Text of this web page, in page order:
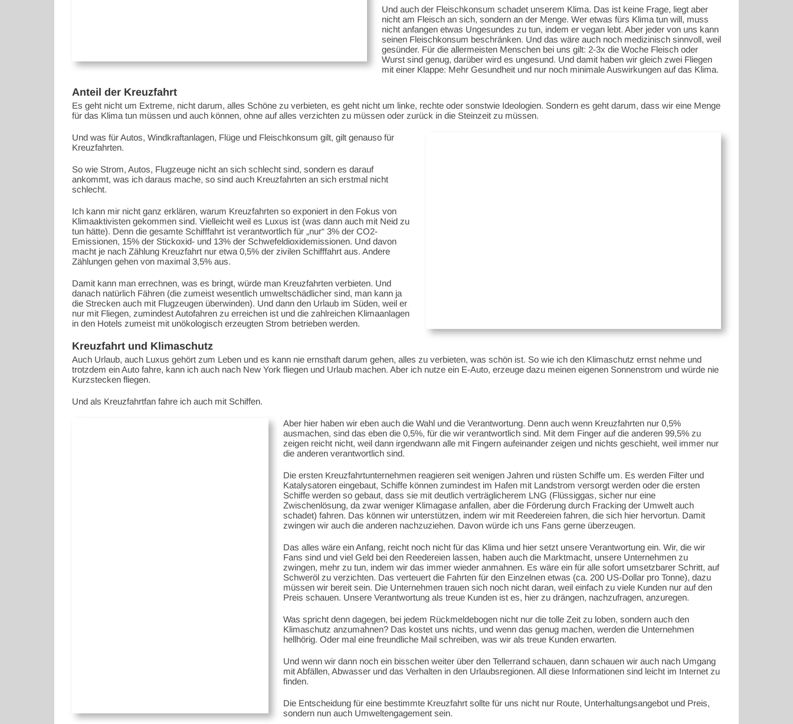
Und auch der Fleischkonsum schadet unserem Klima. Das ist keine Frage, liegt aber
nicht am Fleisch an sich, sondern an der Menge. Wer etwas fürs Klima tun will, muss
nicht anfangen etwas Ungesundes zu tun, indem er vegan lebt. Aber jeder von uns kann
seinen Fleischkonsum beschränken. Und das wäre auch noch medizinisch sinnvoll, weil
gesünder. Für die allermeisten Menschen bei uns gilt: 2-3x die Woche Fleisch oder
Wurst sind genug, darüber wird es ungesund. Und damit haben wir gleich zwei Fliegen
mit einer Klappe: Mehr Gesundheit und nur noch minimale Auswirkungen auf das Klima.
Anteil der Kreuzfahrt
Es geht nicht um Extreme, nicht darum, alles Schöne zu verbieten, es geht nicht um linke, rechte oder sonstwie Ideologien. Sondern es geht darum, dass wir eine Menge
für das Klima tun müssen und auch können, ohne auf alles verzichten zu müssen oder zurück in die Steinzeit zu müssen.
Und was für Autos, Windkraftanlagen, Flüge und Fleischkonsum gilt, gilt genauso für
Kreuzfahrten.
So wie Strom, Autos, Flugzeuge nicht an sich schlecht sind, sondern es darauf
ankommt, was ich daraus mache, so sind auch Kreuzfahrten an sich erstmal nicht
schlecht.
Ich kann mir nicht ganz erklären, warum Kreuzfahrten so exponiert in den Fokus von
Klimaaktivisten gekommen sind. Vielleicht weil es Luxus ist (was dann auch mit Neid zu
tun hätte). Denn die gesamte Schifffahrt ist verantwortlich für „nur“ 3% der CO2-
Emissionen, 15% der Stickoxid- und 13% der Schwefeldioxidemissionen. Und davon
macht je nach Zählung Kreuzfahrt nur etwa 0,5% der zivilen Schifffahrt aus. Andere
Zählungen gehen von maximal 3,5% aus.
Damit kann man errechnen, was es bringt, würde man Kreuzfahrten verbieten. Und
danach natürlich Fähren (die zumeist wesentlich umweltschädlicher sind, man kann ja
die Strecken auch mit Flugzeugen überwinden). Und dann den Urlaub im Süden, weil er
nur mit Fliegen, zumindest Autofahren zu erreichen ist und die zahlreichen Klimaanlagen
in den Hotels zumeist mit unökologisch erzeugten Strom betrieben werden.
Kreuzfahrt und Klimaschutz
Auch Urlaub, auch Luxus gehört zum Leben und es kann nie ernsthaft darum gehen, alles zu verbieten, was schön ist. So wie ich den Klimaschutz ernst nehme und
trotzdem ein Auto fahre, kann ich auch nach New York fliegen und Urlaub machen. Aber ich nutze ein E-Auto, erzeuge dazu meinen eigenen Sonnenstrom und würde nie
Kurzstecken fliegen.
Und als Kreuzfahrtfan fahre ich auch mit Schiffen.
Aber hier haben wir eben auch die Wahl und die Verantwortung. Denn auch wenn Kreuzfahrten nur 0,5%
ausmachen, sind das eben die 0,5%, für die wir verantwortlich sind. Mit dem Finger auf die anderen 99,5% zu
zeigen reicht nicht, weil dann irgendwann alle mit Fingern aufeinander zeigen und nichts geschieht, weil immer nur
die anderen verantwortlich sind.
Die ersten Kreuzfahrtunternehmen reagieren seit wenigen Jahren und rüsten Schiffe um. Es werden Filter und
Katalysatoren eingebaut, Schiffe können zumindest im Hafen mit Landstrom versorgt werden oder die ersten
Schiffe werden so gebaut, dass sie mit deutlich verträglicherem LNG (Flüssiggas, sicher nur eine
Zwischenlösung, da zwar weniger Klimagase anfallen, aber die Förderung durch Fracking der Umwelt auch
schadet) fahren. Das können wir unterstützen, indem wir mit Reedereien fahren, die sich hier hervortun. Damit
zwingen wir auch die anderen nachzuziehen. Davon würde ich uns Fans gerne überzeugen.
Das alles wäre ein Anfang, reicht noch nicht für das Klima und hier setzt unsere Verantwortung ein. Wir, die wir
Fans sind und viel Geld bei den Reedereien lassen, haben auch die Marktmacht, unsere Unternehmen zu
zwingen, mehr zu tun, indem wir das immer wieder anmahnen. Es wäre ein für alle sofort umsetzbarer Schritt, auf
Schweröl zu verzichten. Das verteuert die Fahrten für den Einzelnen etwas (ca. 200 US-Dollar pro Tonne), dazu
müssen wir bereit sein. Die Unternehmen trauen sich noch nicht daran, weil einfach zu viele Kunden nur auf den
Preis schauen. Unsere Verantwortung als treue Kunden ist es, hier zu drängen, nachzufragen, anzuregen.
Was spricht denn dagegen, bei jedem Rückmeldebogen nicht nur die tolle Zeit zu loben, sondern auch den
Klimaschutz anzumahnen? Das kostet uns nichts, und wenn das genug machen, werden die Unternehmen
hellhörig. Oder mal eine freundliche Mail schreiben, was wir als treue Kunden erwarten.
Und wenn wir dann noch ein bisschen weiter über den Tellerrand schauen, dann schauen wir auch nach Umgang
mit Abfällen, Abwasser und das Verhalten in den Urlaubsregionen. All diese Informationen sind leicht im Internet zu
finden.
Die Entscheidung für eine bestimmte Kreuzfahrt sollte für uns nicht nur Route, Unterhaltungsangebot und Preis,
sondern nun auch Umweltengagement sein.